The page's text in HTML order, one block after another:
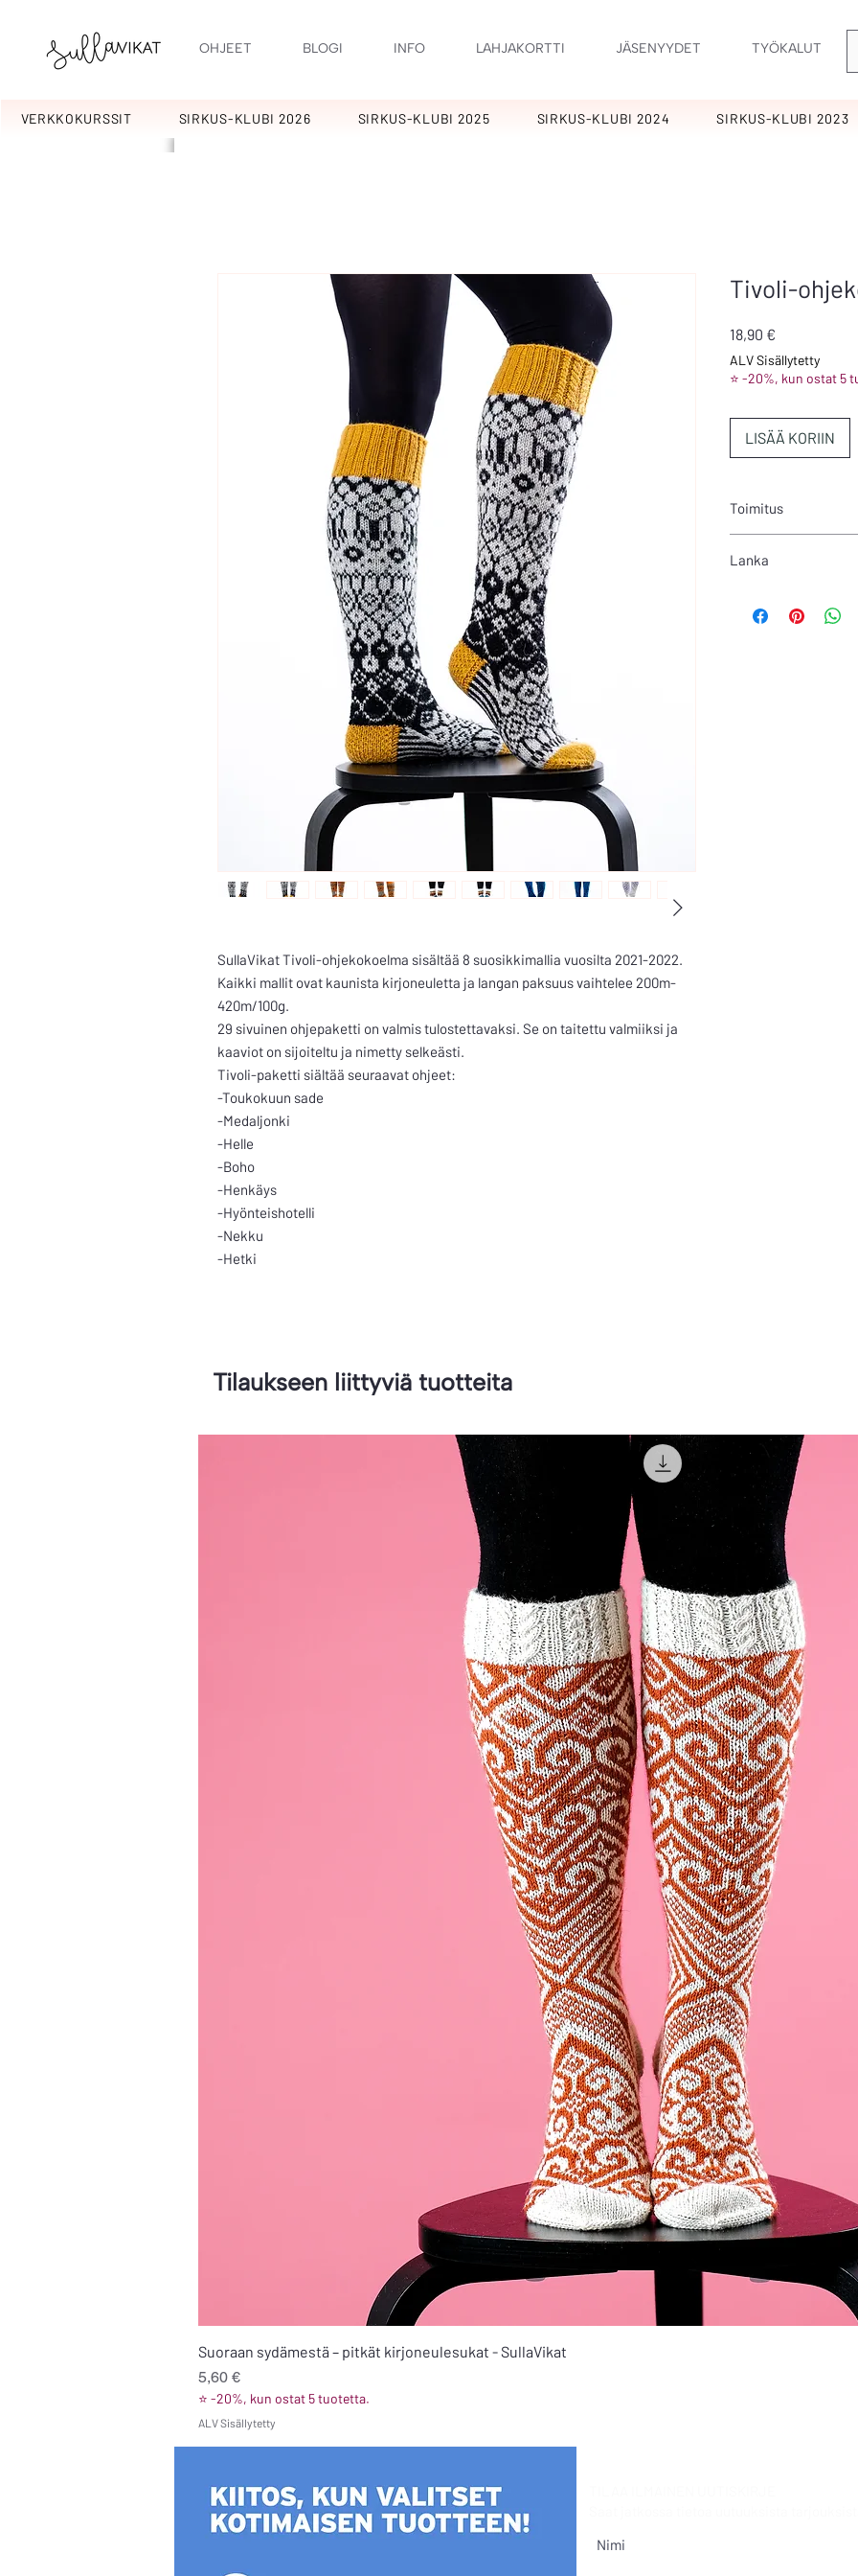
OHJEET BLOGI INFO LAHJAKORTTI JÄSENYYDET TYÖKALUT
VERKKOKURSSIT SIRKUS-KLUBI 2026 SIRKUS-KLUBI 2025 SIRKUS-KLUBI 2024 SIRKUS-KLUBI 2023
SullaVikat Tivoli-ohjekokoelma sisältää 8 suosikkimallia vuosilta 2021-2022.
Kaikki mallit ovat kaunista kirjoneuletta ja langan paksuus vaihtelee 200m-
420m/100g.
29 sivuinen ohjepaketti on valmis tulostettavaksi. Se on taitettu valmiiksi ja
kaaviot on sijoiteltu ja nimetty selkeästi.
Tivoli-paketti siältää seuraavat ohjeet:
-Toukokuun sade
-Medaljonki
-Helle
-Boho
-Henkäys
-Hyönteishotelli
-Nekku
-Hetki
Tivoli-
18,90 €
ALV Sisällytetty
⭐ -20%, kun ostat 5
LISÄÄ KORIIN
Toimitus
tiedostona.
Lanka
400m/100g.
Tilaukseen liittyviä tuotteita
Suoraan sydämestä – pitkät kirjoneulesukat - SullaVikat
Hinta
5,60 €
⭐ -20%, kun ostat 5 tuotetta.
ALV Sisällytetty